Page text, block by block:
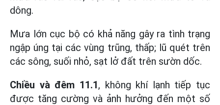
dông.
Mưa lớn cục bộ có khả năng gây ra tình trạng
ngập úng tại các vùng trũng, thấp; lũ quét trên
các sông, suối nhỏ, sạt lở đất trên sườn dốc.
Chiều và đêm 11.1, không khí lạnh tiếp tục
được tăng cường và ảnh hưởng đến một số